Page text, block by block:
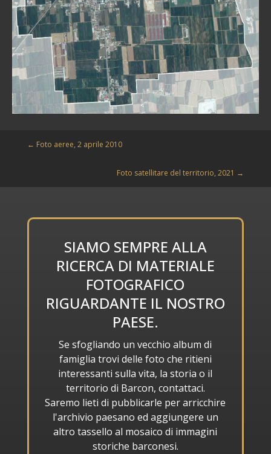
← Foto aeree, 2 aprile 2010
Foto satellitare del territorio, 2021 →
SIAMO SEMPRE ALLA
RICERCA DI MATERIALE
FOTOGRAFICO
RIGUARDANTE IL NOSTRO
PAESE.
Se sfogliando un vecchio album di
famiglia trovi delle foto che ritieni
interessanti sulla vita, la storia o il
territorio di Barcon, contattaci.
Saremo lieti di pubblicarle per arricchire
l'archivio paesano ed aggiungere un
altro tassello al mosaico di immagini
storiche barconesi.